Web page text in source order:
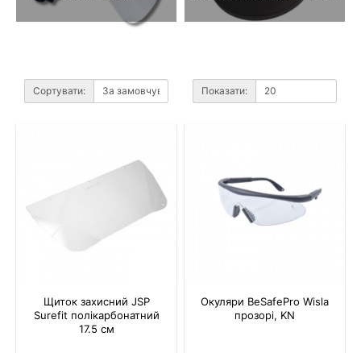
Сортувати: Показати:
Щиток захисний JSP
Surefit полікарбонатний
17.5 см
Окуляри BeSafePro Wisla
прозорі, KN